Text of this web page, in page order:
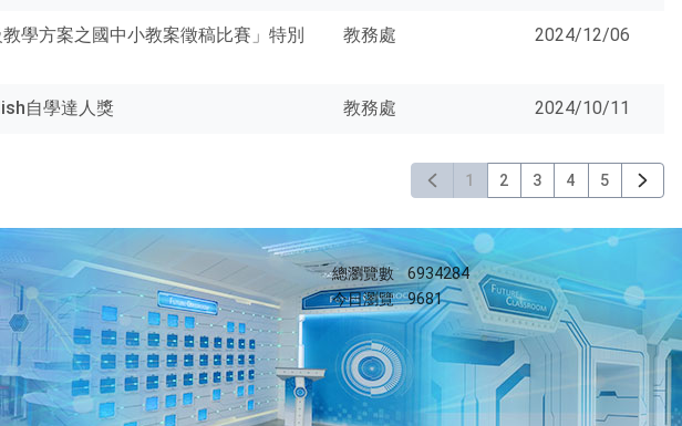
學方案之國中小教案徵稿比賽」特別
教務處 2024/12/06
自學達人獎 教務處 2024/10/11
1 2 3 4 5
總瀏覽數
6934284
今日瀏覽
9681